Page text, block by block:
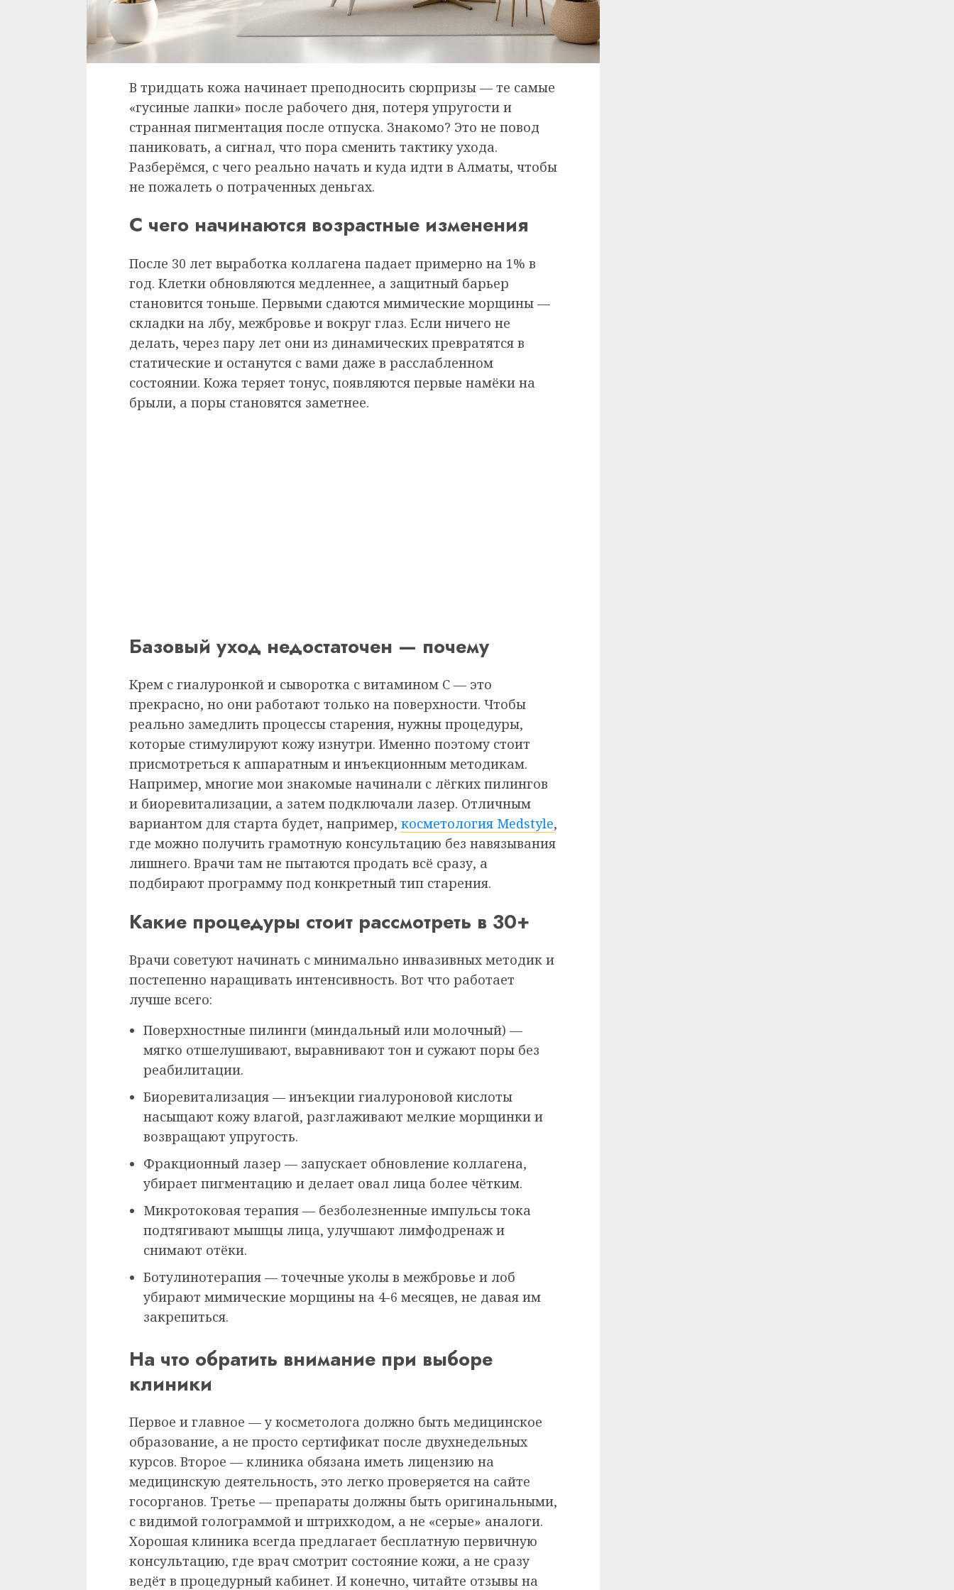
В тридцать кожа начинает преподносить сюрпризы — те самые
«гусиные лапки» после рабочего дня, потеря упругости и
странная пигментация после отпуска. Знакомо? Это не повод
паниковать, а сигнал, что пора сменить тактику ухода.
Разберёмся, с чего реально начать и куда идти в Алматы, чтобы
не пожалеть о потраченных деньгах.
С чего начинаются возрастные изменения
После 30 лет выработка коллагена падает примерно на 1% в
год. Клетки обновляются медленнее, а защитный барьер
становится тоньше. Первыми сдаются мимические морщины —
складки на лбу, межбровье и вокруг глаз. Если ничего не
делать, через пару лет они из динамических превратятся в
статические и останутся с вами даже в расслабленном
состоянии. Кожа теряет тонус, появляются первые намёки на
брыли, а поры становятся заметнее.
Базовый уход недостаточен — почему
Крем с гиалуронкой и сыворотка с витамином С — это
прекрасно, но они работают только на поверхности. Чтобы
реально замедлить процессы старения, нужны процедуры,
которые стимулируют кожу изнутри. Именно поэтому стоит
присмотреться к аппаратным и инъекционным методикам.
Например, многие мои знакомые начинали с лёгких пилингов
и биоревитализации, а затем подключали лазер. Отличным
вариантом для старта будет, например, косметология Medstyle,
где можно получить грамотную консультацию без навязывания
лишнего. Врачи там не пытаются продать всё сразу, а
подбирают программу под конкретный тип старения.
Какие процедуры стоит рассмотреть в 30+
Врачи советуют начинать с минимально инвазивных методик и
постепенно наращивать интенсивность. Вот что работает
лучше всего:
Поверхностные пилинги (миндальный или молочный) —
мягко отшелушивают, выравнивают тон и сужают поры без
реабилитации.
Биоревитализация — инъекции гиалуроновой кислоты
насыщают кожу влагой, разглаживают мелкие морщинки и
возвращают упругость.
Фракционный лазер — запускает обновление коллагена,
убирает пигментацию и делает овал лица более чётким.
Микротоковая терапия — безболезненные импульсы тока
подтягивают мышцы лица, улучшают лимфодренаж и
снимают отёки.
Ботулинотерапия — точечные уколы в межбровье и лоб
убирают мимические морщины на 4-6 месяцев, не давая им
закрепиться.
На что обратить внимание при выборе
клиники
Первое и главное — у косметолога должно быть медицинское
образование, а не просто сертификат после двухнедельных
курсов. Второе — клиника обязана иметь лицензию на
медицинскую деятельность, это легко проверяется на сайте
госорганов. Третье — препараты должны быть оригинальными,
с видимой голограммой и штрихкодом, а не «серые» аналоги.
Хорошая клиника всегда предлагает бесплатную первичную
консультацию, где врач смотрит состояние кожи, а не сразу
ведёт в процедурный кабинет. И конечно, читайте отзывы на